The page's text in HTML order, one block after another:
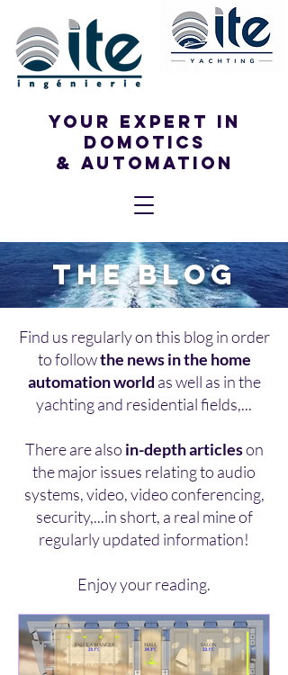
Your expert in
DOMOTICS
& Automation
THE blog
Find us regularly on this blog in order
to followthe news in the home
automation world as well as in the
yachting and residential fields,...
There are also in-depth articleson
the major issues relating to audio
systems, video, video conferencing,
security,...in short, a real mine of
regularly updated information!
Enjoy your reading.